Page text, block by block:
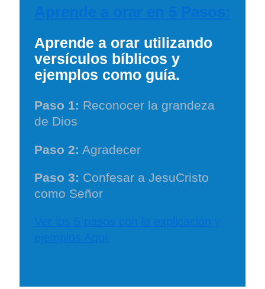
Aprende a orar utilizando
versículos bíblicos y
ejemplos como guía.
Paso 1: Reconocer la grandeza
de Dios
Paso 2: Agradecer
Paso 3: Confesar a JesuCristo
como Señor